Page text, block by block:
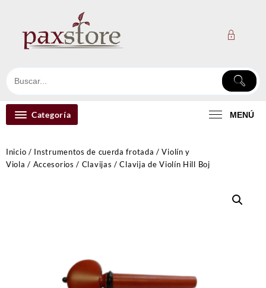
contenido
Categoría MENÚ
Inicio / Instrumentos de cuerda frotada /Violín y
Viola / Accesorios / Clavijas / Clavija de Violín Hill Boj